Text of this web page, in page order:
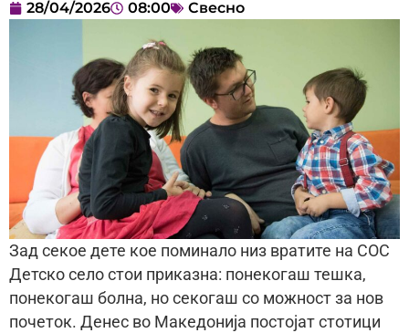
28/04/2026 08:00 Свесно
Зад секое дете кое поминало низ вратите на СОС
Детско село стои приказна: понекогаш тешка,
понекогаш болна, но секогаш со можност за нов
почеток. Денес во Македонија постојат стотици